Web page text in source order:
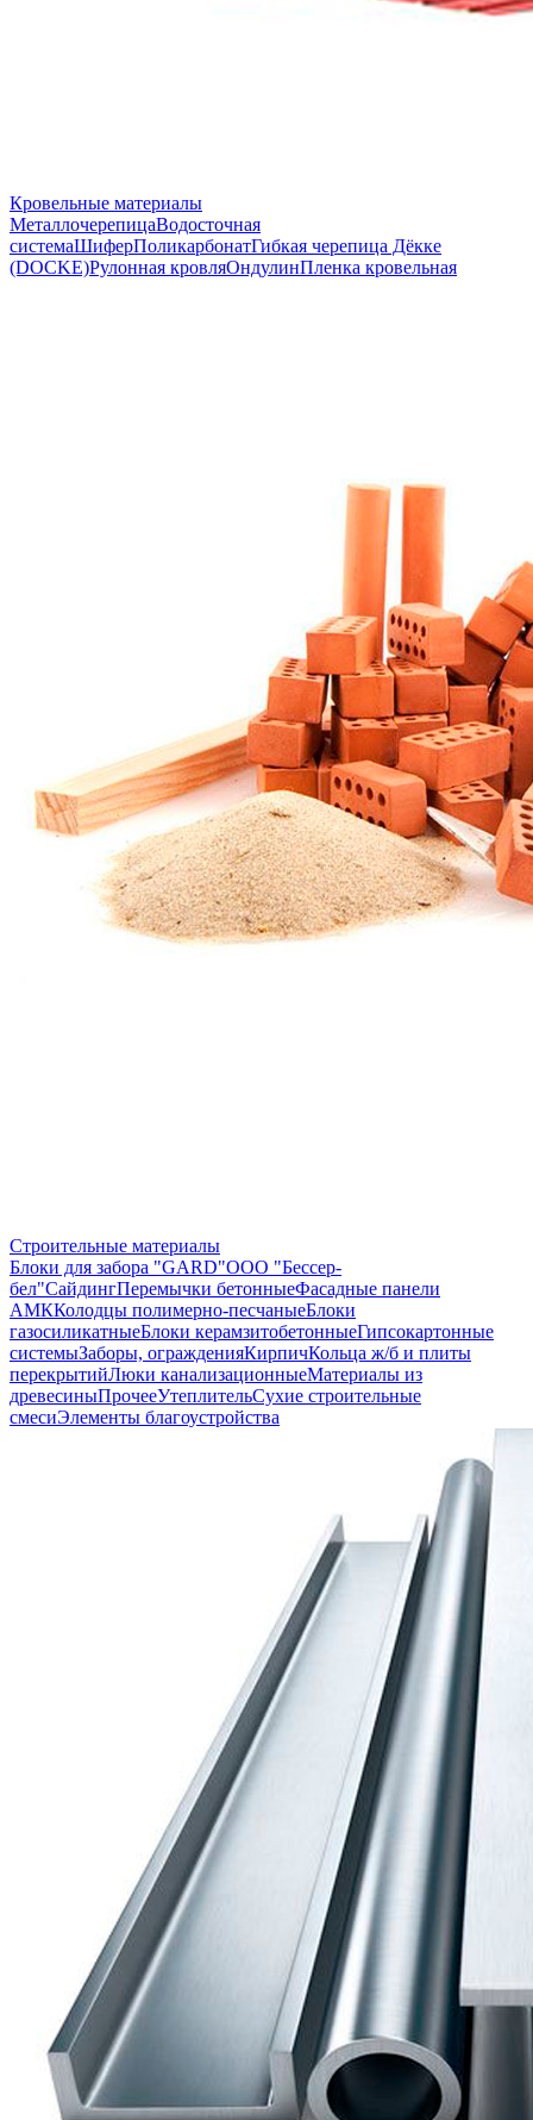
Кровельные материалы
МеталлочерепицаВодосточная
системаШиферПоликарбонатГибкая черепица Дёкке
(DOCKE)Рулонная кровляОндулинПленка кровельная
Строительные материалы
Блоки для забора "GARD"ООО "Бессер-
бел"СайдингПеремычки бетонныеФасадные панели
АМККолодцы полимерно-песчаныеБлоки
газосиликатныеБлоки керамзитобетонныеГипсокартонные
системыЗаборы, огражденияКирпичКольца ж/б и плиты
перекрытийЛюки канализационныеМатериалы из
древесиныПрочееУтеплительСухие строительные
смесиЭлементы благоустройства